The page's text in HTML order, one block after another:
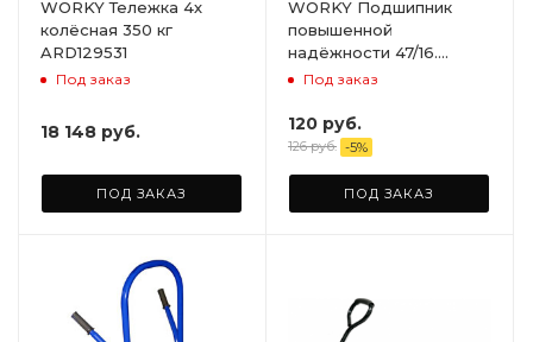
WORKY Тележка 4х
колёсная 350 кг
ARD129531
Под заказ
18 148 руб.
ПОД ЗАКАЗ
WORKY Подшипник
повышенной
надёжности 47/16.
комплект 2 шт.
Под заказ
120 руб.
126руб. -5%
ПОД ЗАКАЗ